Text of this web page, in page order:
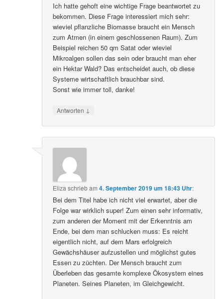
Ich hatte gehoft eine wichtige Frage beantwortet zu
bekommen. Diese Frage interessiert mich sehr:
wieviel pflanzliche Biomasse braucht ein Mensch
zum Atmen (in einem geschlossenen Raum). Zum
Beispiel reichen 50 qm Satat oder wieviel
Mikroalgen sollen das sein oder braucht man eher
ein Hektar Wald? Das entscheidet auch, ob diese
Systeme wirtschaftlich brauchbar sind.
Sonst wie immer toll, danke!
Antworten ↓
Eliza schriebam4. September 2019 um 18:43 Uhr:
Bei dem Titel habe ich nicht viel erwartet, aber die
Folge war wirklich super! Zum einen sehr informativ,
zum anderen der Moment mit der Erkenntnis am
Ende, bei dem man schlucken muss: Es reicht
eigentlich nicht, auf dem Mars erfolgreich
Gewächshäuser aufzustellen und möglichst gutes
Essen zu züchten. Der Mensch braucht zum
Überleben das gesamte komplexe Ökosystem eines
Planeten. Seines Planeten, im Gleichgewicht.